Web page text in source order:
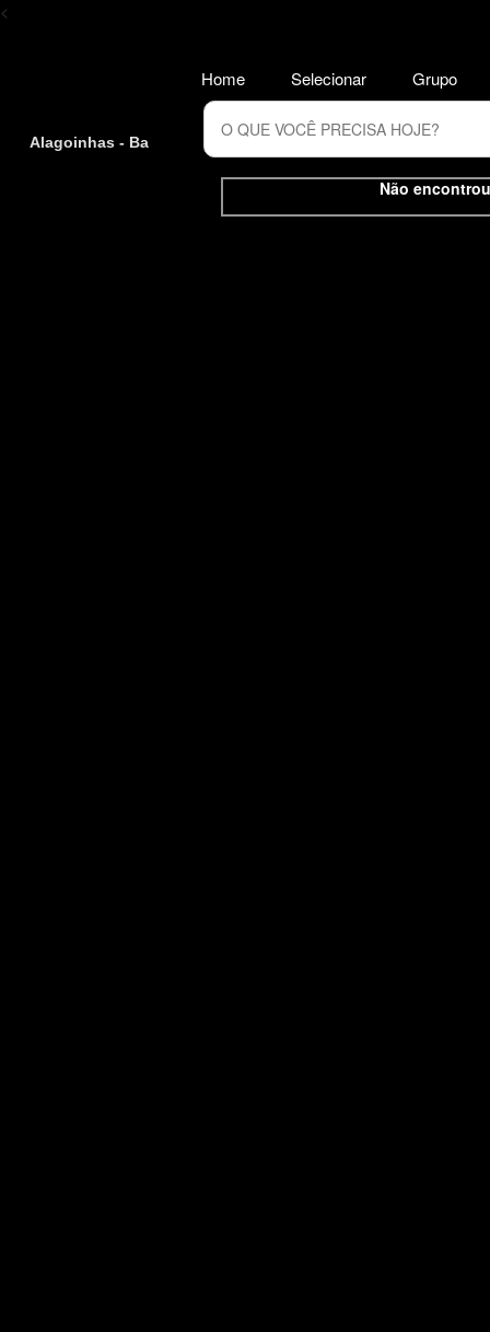
<
Alagoinhas - Ba
Não
Home Selecionar Grupo